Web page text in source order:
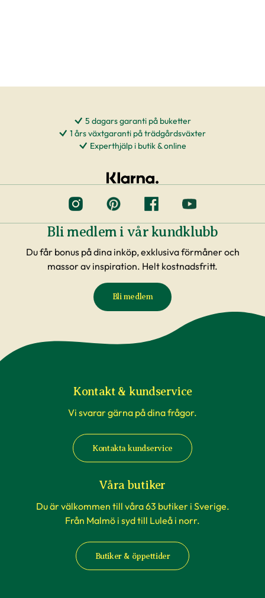
5 dagars garanti på buketter
1 års växtgaranti på trädgårdsväxter
Experthjälp i butik & online
Bli medlem i vår kundklubb
Du får bonus på dina inköp, exklusiva förmåner och
massor av inspiration. Helt kostnadsfritt.
Bli medlem
Kontakt & kundservice
Vi svarar gärna på dina frågor.
Kontakta kundservice
Våra butiker
Du är välkommen till våra 63 butiker i Sverige.
Från Malmö i syd till Luleå i norr.
Butiker & öppettider